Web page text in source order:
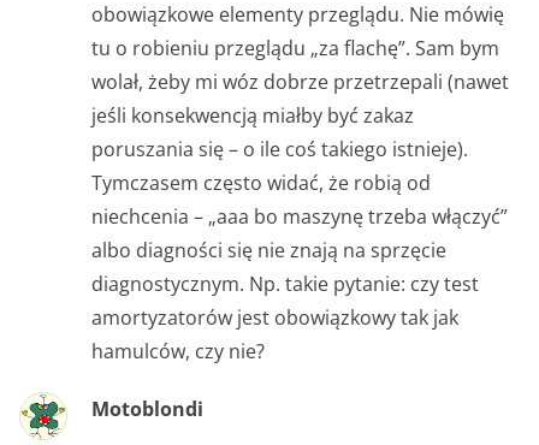
obowiązkowe elementy przeglądu. Nie mówię
tu o robieniu przeglądu „za flachę”. Sam bym
wolał, żeby mi wóz dobrze przetrzepali (nawet
jeśli konsekwencją miałby być zakaz
poruszania się – o ile coś takiego istnieje).
Tymczasem często widać, że robią od
niechcenia – „aaa bo maszynę trzeba włączyć”
albo diagności się nie znają na sprzęcie
diagnostycznym. Np. takie pytanie: czy test
amortyzatorów jest obowiązkowy tak jak
hamulców, czy nie?
Motoblondi